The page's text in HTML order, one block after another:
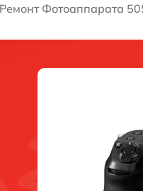
Ремонт Фотоаппарата